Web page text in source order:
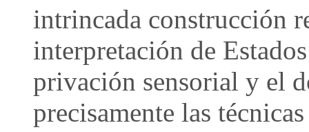
intrincada construcción
interpretación de
privación sensorial y el
precisamente las